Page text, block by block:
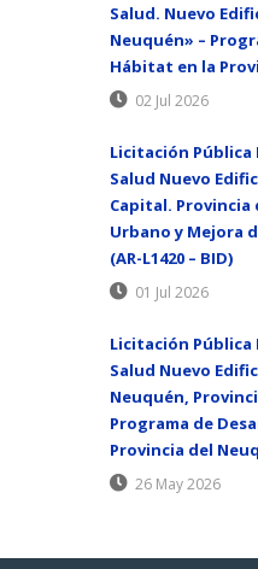
Salud. Nuevo
Neuquén» –
Hábitat en la
02 Jul 2026
Licitación Pública
Salud Nuevo
Capital. Provincia
Urbano y Mejora
(AR-L1420 – BID)
01 Jul 2026
Licitación Pública
Salud Nuevo
Neuquén,
Programa de
Provincia del
26 May 2026